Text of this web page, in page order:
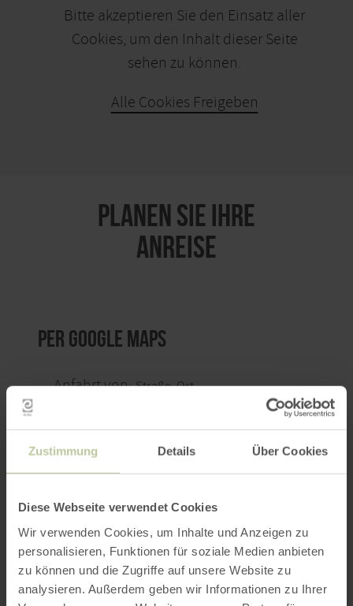
Zustimmung Details Über Cookies
Diese Webseite verwendet Cookies
Wir verwenden Cookies, um Inhalte und Anzeigen zu
personalisieren, Funktionen für soziale Medien anbieten
zu können und die Zugriffe auf unsere Website zu
analysieren. Außerdem geben wir Informationen zu Ihrer
Bitte akzeptieren Sie den Einsatz aller
Cookies, um den Inhalt dieser Seite
sehen zu können.
Alle Cookies Freigeben
PLANEN SIE IHRE
ANREISE
per Google Maps
Anfahrt von:
ROUTE PLANEN